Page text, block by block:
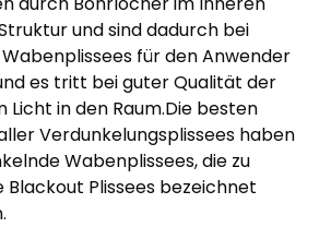
und sind dadurch bei
für den Anwender
es tritt bei guter Qualität der
Licht in den Raum.Die besten
Verdunkelungsplissees haben
Wabenplissees, die zu
Blackout Plissees bezeichnet